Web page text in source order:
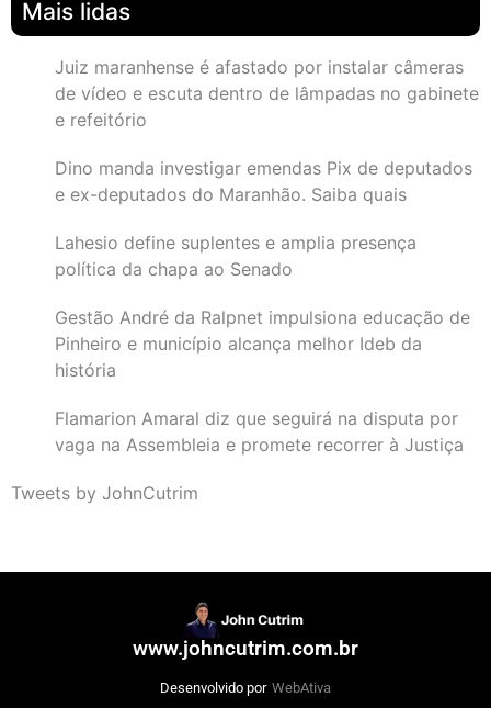
Mais lidas
Juiz maranhense é afastado por instalar câmeras
de vídeo e escuta dentro de lâmpadas no gabinete
e refeitório
Dino manda investigar emendas Pix de deputados
e ex-deputados do Maranhão. Saiba quais
Lahesio define suplentes e amplia presença
política da chapa ao Senado
Gestão André da Ralpnet impulsiona educação de
Pinheiro e município alcança melhor Ideb da
história
Flamarion Amaral diz que seguirá na disputa por
vaga na Assembleia e promete recorrer à Justiça
Tweets by JohnCutrim
www.johncutrim.com.br
Desenvolvido por WebAtiva